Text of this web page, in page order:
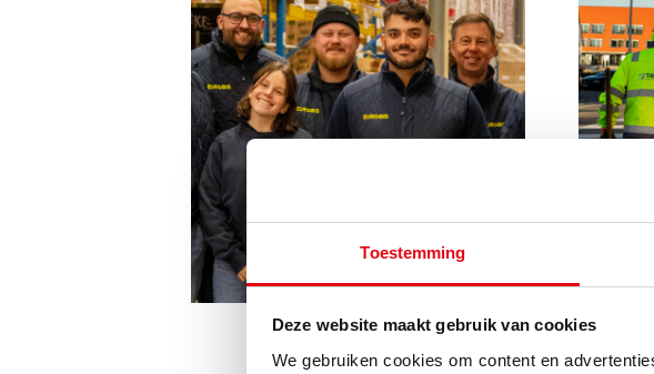
Toestemming
Deze website maakt gebruik van cookies
We gebruiken cookies om content en